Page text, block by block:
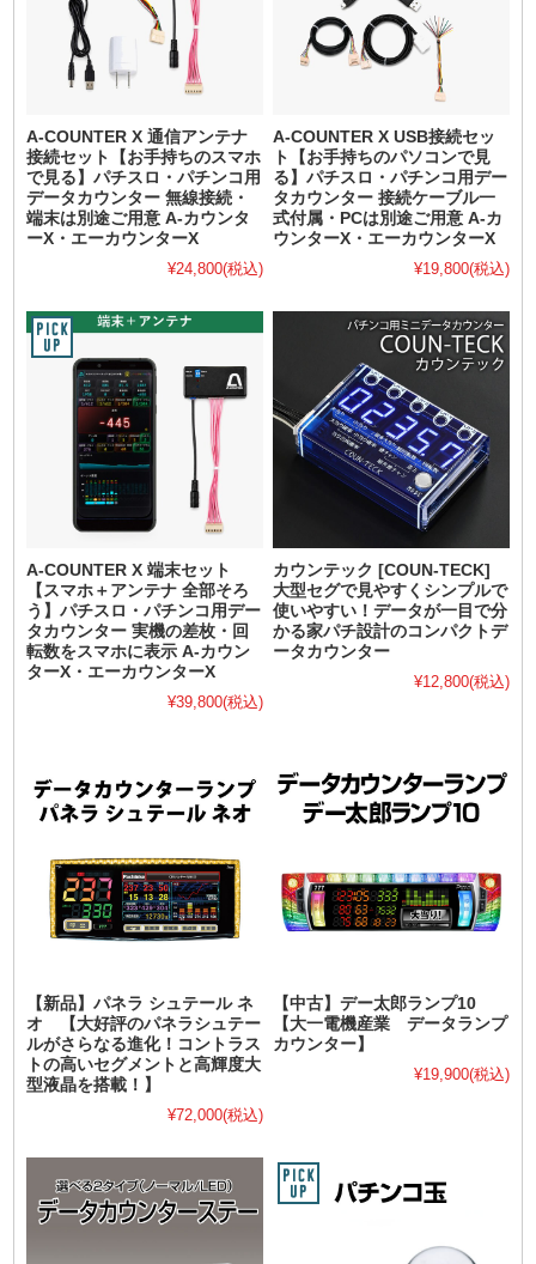
A-COUNTER X 通信アンテナ
接続セット【お手持ちのスマホ
で見る】パチスロ・パチンコ用
データカウンター 無線接続・
端末は別途ご用意 A-カウンタ
ーX・エーカウンターX
¥24,800(税込)
A-COUNTER X USB接続セッ
ト【お手持ちのパソコンで見
る】パチスロ・パチンコ用デー
タカウンター 接続ケーブル一
式付属・PCは別途ご用意 A-カ
ウンターX・エーカウンターX
¥19,800(税込)
A-COUNTER X 端末セット
【スマホ＋アンテナ 全部そろ
う】パチスロ・パチンコ用デー
タカウンター 実機の差枚・回
転数をスマホに表示 A-カウン
ターX・エーカウンターX
¥39,800(税込)
カウンテック [COUN-TECK]
大型セグで見やすくシンプルで
使いやすい！データが一目で分
かる家パチ設計のコンパクトデ
ータカウンター
¥12,800(税込)
【新品】パネラ シュテール ネ
オ 【大好評のパネラシュテー
ルがさらなる進化！コントラス
トの高いセグメントと高輝度大
型液晶を搭載！】
¥72,000(税込)
【中古】デー太郎ランプ10
【大一電機産業 データランプ
カウンター】
¥19,900(税込)